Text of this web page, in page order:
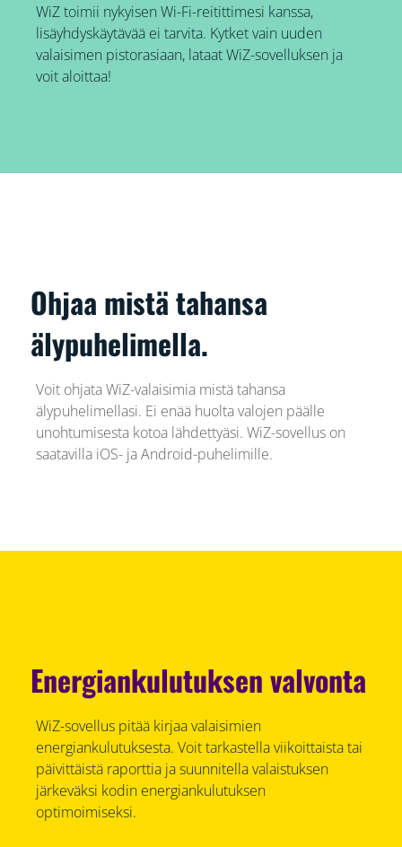
WiZ toimii nykyisen Wi-Fi-reitittimesi kanssa,
lisäyhdyskäytävää ei tarvita. Kytket vain uuden
valaisimen pistorasiaan, lataat WiZ-sovelluksen ja
voit aloittaa!
Ohjaa mistä tahansa
älypuhelimella.
Voit ohjata WiZ-valaisimia mistä tahansa
älypuhelimellasi. Ei enää huolta valojen päälle
unohtumisesta kotoa lähdettyäsi. WiZ-sovellus on
saatavilla iOS- ja Android-puhelimille.
Energiankulutuksen valvonta
WiZ-sovellus pitää kirjaa valaisimien
energiankulutuksesta. Voit tarkastella viikoittaista tai
päivittäistä raporttia ja suunnitella valaistuksen
järkeväksi kodin energiankulutuksen
optimoimiseksi.